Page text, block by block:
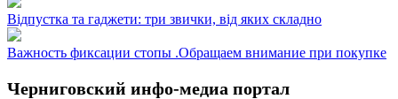
Відпустка та гаджети: три звички, від яких складно
Важность фиксации стопы .Обращаем внимание при покупке
Черниговский инфо-медиа портал